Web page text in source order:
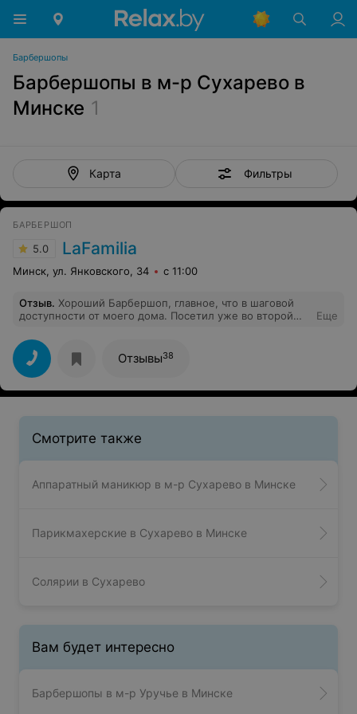
Барбершопы
Барбершопы в м-р Сухарево в
Минске 1
Карта Фильтры
БАРБЕРШОП
5.0 LaFamilia
Минск, ул. Янковского, 34 с 11:00
Отзыв. Хороший Барбершоп, главное, что в шаговой
доступности от моего дома. Посетил уже во второй
30 минут, что хорошо для экономии время))) обычно
минут 50 занимала стрижка. По качеству стрижки
Еще
Отзывы38
Смотрите также
Аппаратный маникюр в м-р Сухарево в Минске
Парикмахерские в Сухарево в Минске
Солярии в Сухарево
Вам будет интересно
Барбершопы в м-р Уручье в Минске